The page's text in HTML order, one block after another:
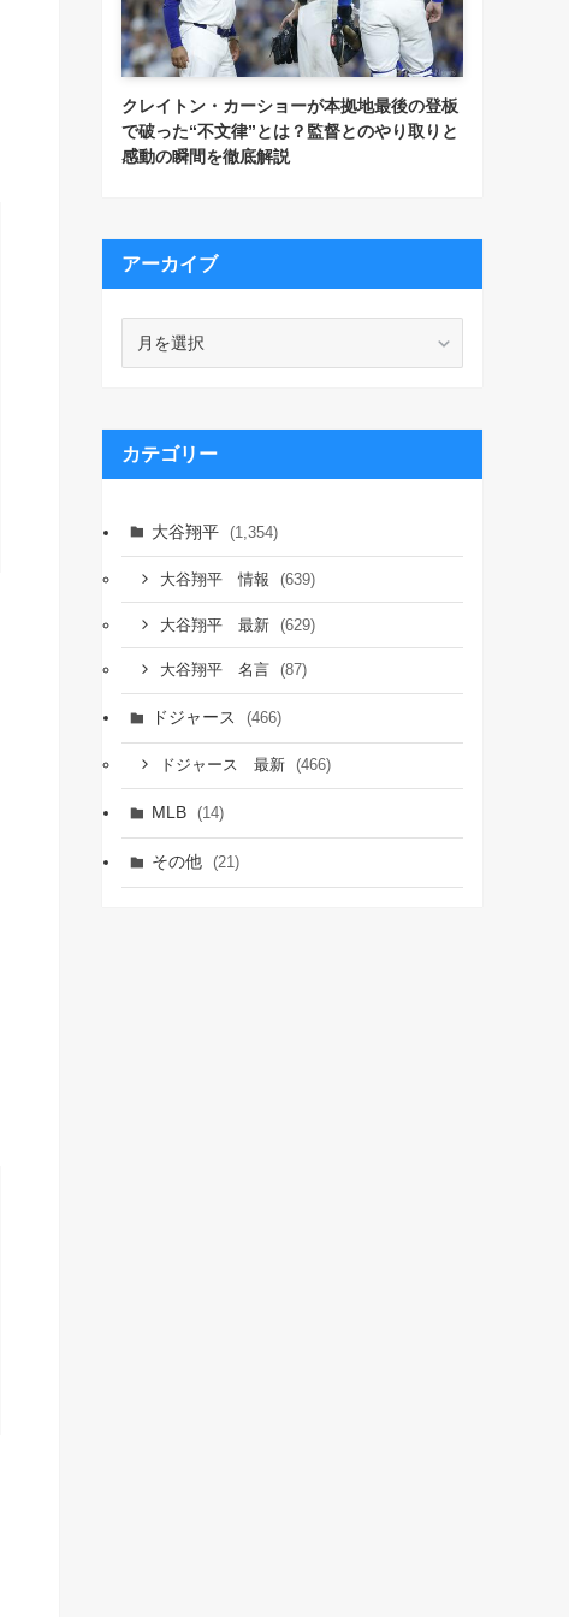
クレイトン・カーショーが本拠地最後の登板
で破った“不文律”とは？監督とのやり取りと
感動の瞬間を徹底解説
アーカイブ
ブ
カテゴリー
大谷翔平 (1,354)
大谷翔平 情報 (639)
大谷翔平 最新 (629)
大谷翔平 名言 (87)
ドジャース (466)
ドジャース 最新 (466)
MLB (14)
その他 (21)